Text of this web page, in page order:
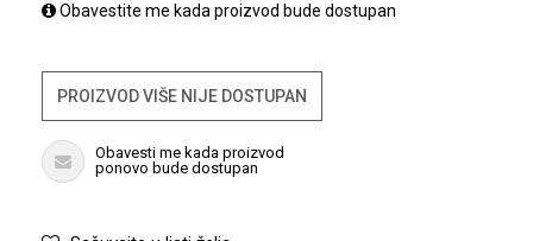
Obavestite me kada proizvod bude dostupan
PROIZVOD VIŠE NIJE DOSTUPAN
Obavesti me kada proizvod
ponovo bude dostupan